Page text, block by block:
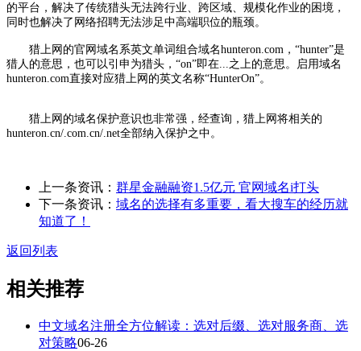
的平台，解决了传统猎头无法跨行业、跨区域、规模化作业的困境，
同时也解决了网络招聘无法涉足中高端职位的瓶颈。
猎上网的官网域名系英文单词组合域名hunteron.com，“hunter”是
猎人的意思，也可以引申为猎头，“on”即在...之上的意思。启用域名
hunteron.com直接对应猎上网的英文名称“HunterOn”。
猎上网的域名保护意识也非常强，经查询，猎上网将相关的
hunteron.cn/.com.cn/.net全部纳入保护之中。
上一条资讯： 群星金融融资1.5亿元 官网域名i打头
下一条资讯： 域名的选择有多重要，看大搜车的经历就
知道了！
返回列表
相关推荐
中文域名注册全方位解读：选对后缀、选对服务商、选
对策略06-26